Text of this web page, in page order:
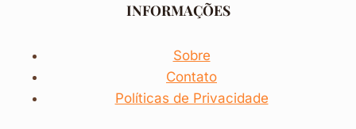
INFORMAÇÕES
Sobre
Contato
Políticas de Privacidade